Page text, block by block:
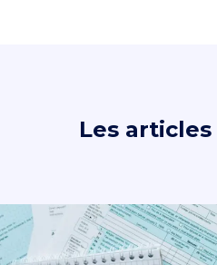
Les articles